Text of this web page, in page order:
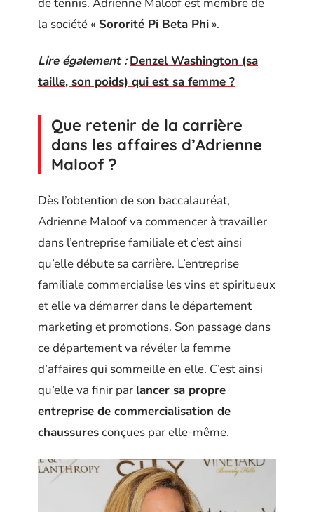
la société « Sororité Pi Beta Phi ».
Lire également : Denzel Washington (sa
taille, son poids) qui est sa femme ?
Que retenir de la carrière
dans les affaires d’Adrienne
Maloof ?
Dès l’obtention de son baccalauréat,
Adrienne Maloof va commencer à travailler
dans l’entreprise familiale et c’est ainsi
qu’elle débute sa carrière. L’entreprise
familiale commercialise les vins et spiritueux
et elle va démarrer dans le département
marketing et promotions. Son passage dans
ce département va révéler la femme
d’affaires qui sommeille en elle. C’est ainsi
qu’elle va finir par lancer sa propre
entreprise de commercialisation de
chaussuresconçues par elle-même.